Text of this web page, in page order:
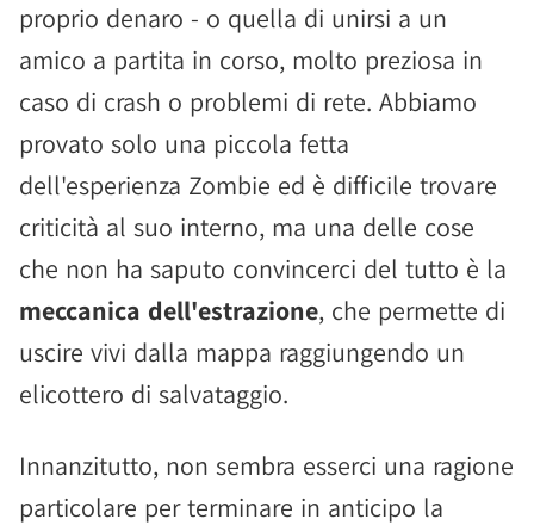
proprio denaro - o quella di unirsi a un
amico a partita in corso, molto preziosa in
caso di crash o problemi di rete. Abbiamo
provato solo una piccola fetta
dell'esperienza Zombie ed è difficile trovare
criticità al suo interno, ma una delle cose
che non ha saputo convincerci del tutto è la
meccanica dell'estrazione, che permette di
uscire vivi dalla mappa raggiungendo un
elicottero di salvataggio.
Innanzitutto, non sembra esserci una ragione
particolare per terminare in anticipo la